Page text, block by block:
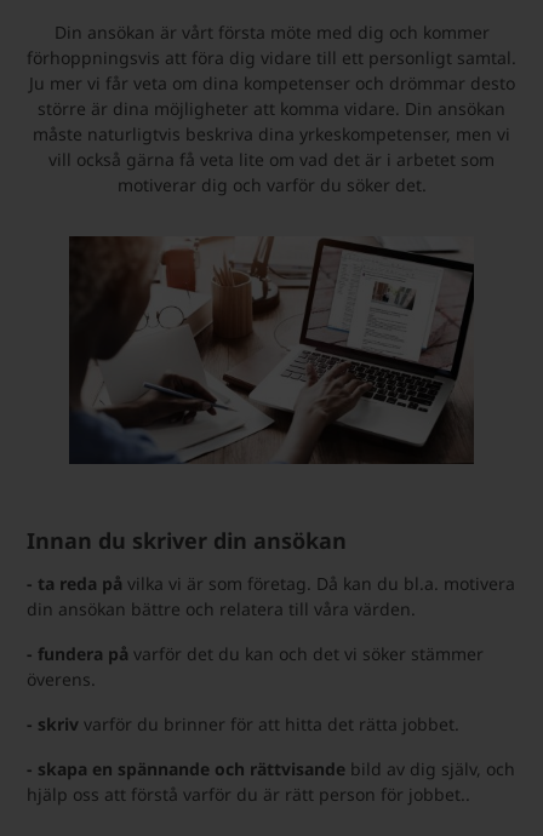
Din ansökan är vårt första möte med dig och kommer
förhoppningsvis att föra dig vidare till ett personligt samtal.
Ju mer vi får veta om dina kompetenser och drömmar desto
större är dina möjligheter att komma vidare. Din ansökan
måste naturligtvis beskriva dina yrkeskompetenser, men vi
vill också gärna få veta lite om vad det är i arbetet som
motiverar dig och varför du söker det.
Innan du skriver din ansökan
- ta reda på vilka vi är som företag. Då kan du bl.a. motivera
din ansökan bättre och relatera till våra värden.
- fundera på varför det du kan och det vi söker stämmer
överens.
- skriv varför du brinner för att hitta det rätta jobbet.
- skapa en spännande och rättvisande bild av dig själv, och
hjälp oss att förstå varför du är rätt person för jobbet..